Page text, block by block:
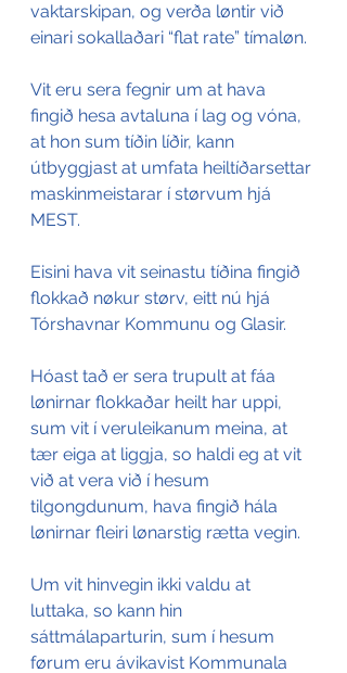
vaktarskipan, og verða løntir við
einari sokallaðari “flat rate” tímaløn.
Vit eru sera fegnir um at hava
fingið hesa avtaluna í lag og vóna,
at hon sum tíðin líðir, kann
útbyggjast at umfata heiltíðarsettar
maskinmeistarar í størvum hjá
MEST.
Eisini hava vit seinastu tíðina fingið
flokkað nøkur størv, eitt nú hjá
Tórshavnar Kommunu og Glasir.
Hóast tað er sera trupult at fáa
lønirnar flokkaðar heilt har uppi,
sum vit í veruleikanum meina, at
tær eiga at liggja, so haldi eg at vit
við at vera við í hesum
tilgongdunum, hava fingið hála
lønirnar fleiri lønarstig rætta vegin.
Um vit hinvegin ikki valdu at
luttaka, so kann hin
sáttmálaparturin, sum í hesum
førum eru ávikavist Kommunala